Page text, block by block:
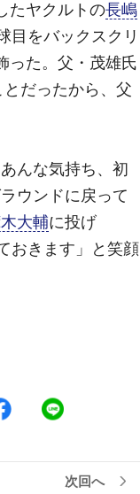
たヤクルトの長嶋
目をバックスクリ
った。父・茂雄氏
だったから、父
んな気持ち、初
ウンドに戻って
大輔に投げ
おきます」と笑顔
次回へ